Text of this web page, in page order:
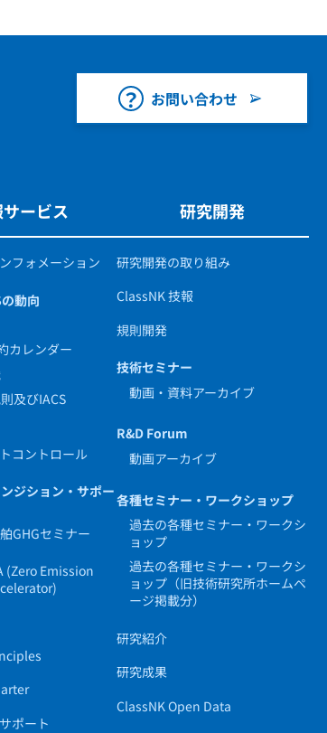
お問い合わせ
ービス
フォメーション
動向
カレンダー
及びIACS
コントロール
ジション・サポー
GHGセミナー
(Zero Emission
ポート
研究開発
研究開発の取り組み
ClassNK 技報
規則開発
技術セミナー
動画・資料アーカイブ
R&D Forum
動画アーカイブ
各種セミナー・ワークショップ
過去の各種セミナー・ワークシ
ョップ
過去の各種セミナー・ワークシ
ョップ（旧技術研究所ホームペ
ージ掲載分）
研究紹介
研究成果
ClassNK Open Data